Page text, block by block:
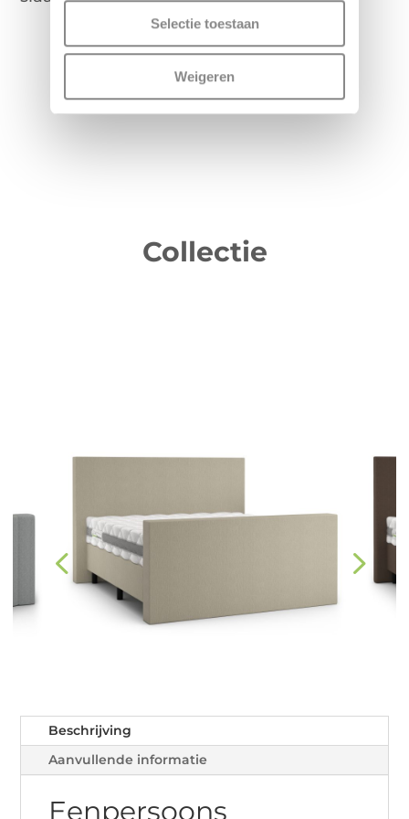
Selectie toestaan
Weigeren
Meer informatie
Collectie
Beschrijving
Aanvullende informatie
Eenpersoons